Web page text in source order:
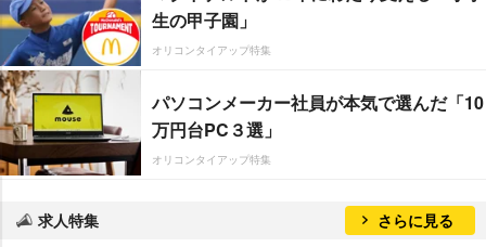
生の甲子園」
オリコンタイアップ特集
パソコンメーカー社員が本気で選んだ「10
万円台PC３選」
オリコンタイアップ特集
求人特集 さらに見る